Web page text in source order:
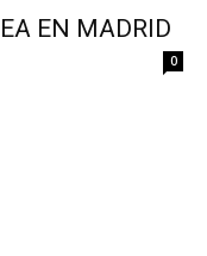
EN MADRID
0